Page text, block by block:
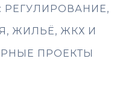
РЕГУЛИРОВАНИЕ,
ЖИЛЬЁ, ЖКХ И
ПРОЕКТЫ